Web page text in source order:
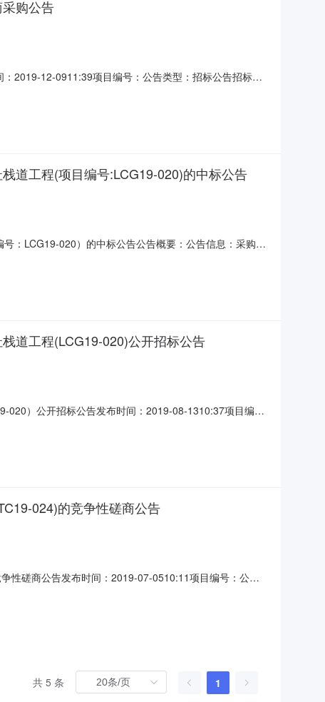
购公告
2019-12-0911:39项目编号：公告类型：招标公告招标方
规定，现就广西柳州柳城巨猿洞遗址除险加固保护工程监
道工程(项目编号:LCG19-020)的中标公告
：LCG19-020）的中标公告公告概要：公告信息：采购项
廖桂引总中标金额￥812.292491万元（人民币）联系人
道工程(LCG19-020)公开招标公告
020）公开招标公告发布时间：2019-08-1310:37项目编
保柳城巨猿洞遗址抢险加固保护工程及广西柳州柳城巨
024)的竞争性磋商公告
性磋商公告发布时间：2019-07-0510:11项目编号：公告
商采购方式管理暂行办法》等规定，现就广西柳州柳城巨
共 5 条 1